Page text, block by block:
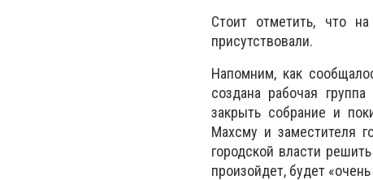
Стоит отметить, что
присутствовали.
Напомним, как
создана рабочая
закрыть собрание и
Махсму и заместителя
городской власти
произойдет, будет